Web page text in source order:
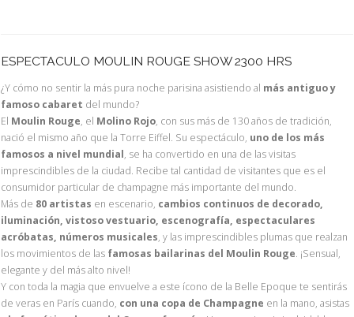
ESPECTACULO MOULIN ROUGE SHOW 2300 HRS
¿Y cómo no sentir la más pura noche parisina asistiendo al más antiguo y
famoso cabaret del mundo?
El Moulin Rouge, el Molino Rojo, con sus más de 130 años de tradición,
nació el mismo año que la Torre Eiffel. Su espectáculo, uno de los más
famosos a nivel mundial, se ha convertido en una de las visitas
imprescindibles de la ciudad. Recibe tal cantidad de visitantes que es el
consumidor particular de champagne más importante del mundo.
Más de 80 artistas en escenario, cambios continuos de decorado,
iluminación, vistoso vestuario, escenografía, espectaculares
acróbatas, números musicales, y las imprescindibles plumas que realzan
los movimientos de las famosas bailarinas del Moulin Rouge. ¡Sensual,
elegante y del más alto nivel!
Y con toda la magia que envuelve a este ícono de la Belle Epoque te sentirás
de veras en París cuando, con una copa de Champagne en la mano, asistas